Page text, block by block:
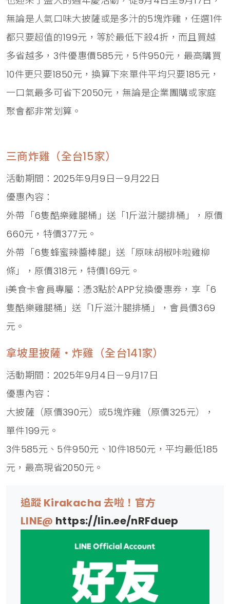
無論是人氣口味大披薩或是多汁的5塊炸雞，任選1件
都只要超值的199元，等於最低下殺4折，而且買越
多省越多，3件優惠價585元，5件950元，最高購買
10件更只要1850元，換算下來單件平均只要185元，
一口氣最多可省下2050元，無論是企業團購或家庭
聚會都非常划算。
三商炸雞（全台15家）
活動期間：2025年9月9日－9月22日
優惠內容：
外帶「6隻酷樂雞腿桶」送「1斤滋汁腿排桶」，原價
660元，特價377元。
外帶「6隻蜂蜜辣醬棒腿」送「原味胡椒咔啦雞柳
條」，原價318元，特價169元。
i美食卡會員專屬：憑3點於APP兌換優惠券，享「6
隻酷樂雞腿桶」送「1斤滋汁腿排桶」，會員價369
元。
拿坡里披薩‧炸雞（全台141家）
活動期間：2025年9月4日－9月17日
優惠內容：
大披薩（原價390元）或5塊炸雞（原價325元），
單件199元。
3件585元、5件950元、10件1850元，平均最低185
元，最高現省2050元。
追蹤 Kirakacha 去啦！官方
LINE@ https://lin.ee/nRFduep